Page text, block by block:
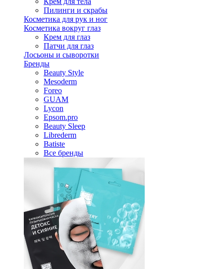
Пилинги и скрабы
Косметика для рук и ног
Косметика вокруг глаз
Крем для глаз
Патчи для глаз
Лосьоны и сыворотки
Бренды
Beauty Style
Mesoderm
Foreo
GUAM
Lycon
Epsom.pro
Beauty Sleep
Librederm
Batiste
Все бренды